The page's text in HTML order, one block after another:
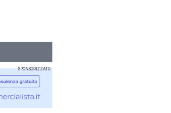
SPONSORIZZATO